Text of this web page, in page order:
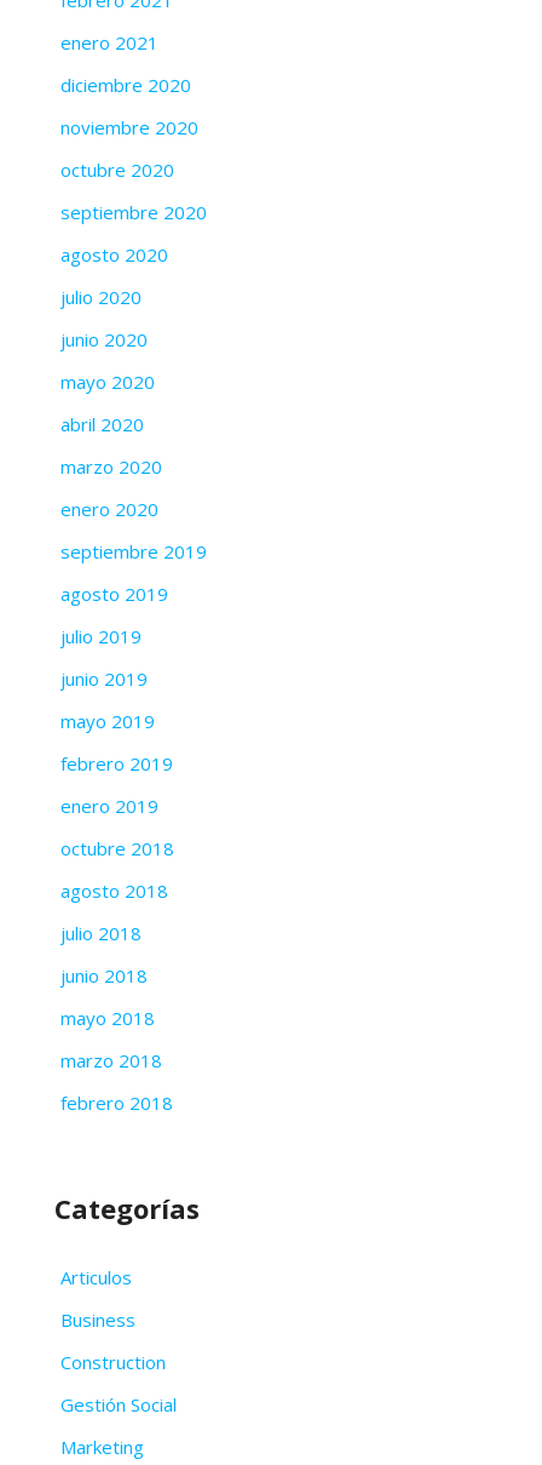
enero 2021
diciembre 2020
noviembre 2020
octubre 2020
septiembre 2020
agosto 2020
julio 2020
junio 2020
mayo 2020
abril 2020
marzo 2020
enero 2020
septiembre 2019
agosto 2019
julio 2019
junio 2019
mayo 2019
febrero 2019
enero 2019
octubre 2018
agosto 2018
julio 2018
junio 2018
mayo 2018
marzo 2018
febrero 2018
Categorías
Articulos
Business
Construction
Gestión Social
Marketing